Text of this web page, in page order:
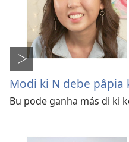
Modi ki N debe pâpia
Bu pode ganha más di ki